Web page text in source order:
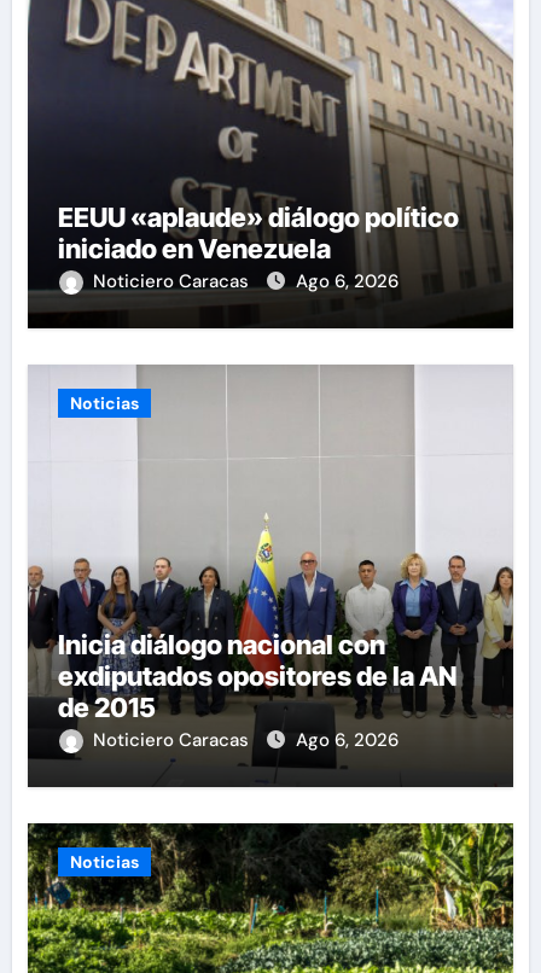
EEUU «aplaude» diálogo político
iniciado en Venezuela
Noticiero Caracas Ago 6, 2026
Noticias
Inicia diálogo nacional con
exdiputados opositores de la AN
de 2015
Noticiero Caracas Ago 6, 2026
Noticias